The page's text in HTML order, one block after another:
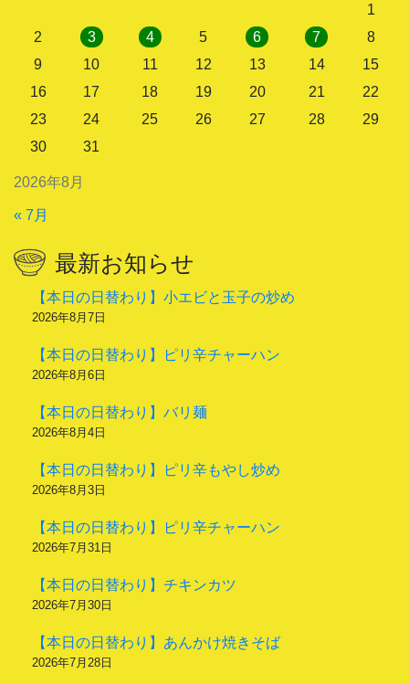
2026年8月
1
2
3 4 5 6 7
8
9
10 11 12 13 14
15
16
17 18 19 20 21
22
23
24 25 26 27 28
29
30
31
« 7月
最新お知らせ
【本日の日替わり】小エビと玉子の炒め
2026年8月7日
【本日の日替わり】ピリ辛チャーハン
2026年8月6日
【本日の日替わり】バリ麺
2026年8月4日
【本日の日替わり】ピリ辛もやし炒め
2026年8月3日
【本日の日替わり】ピリ辛チャーハン
2026年7月31日
【本日の日替わり】チキンカツ
2026年7月30日
【本日の日替わり】あんかけ焼きそば
2026年7月28日